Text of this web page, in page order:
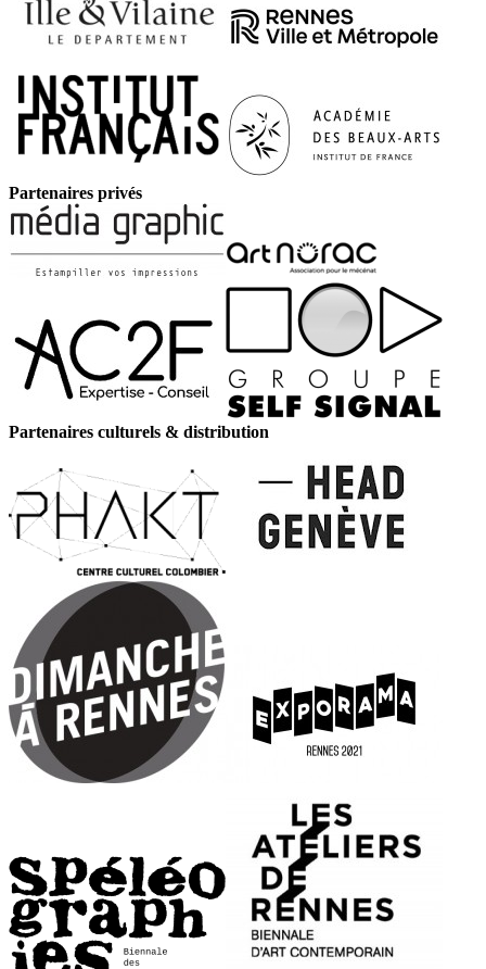
Partenaires privés
Partenaires culturels & distribution